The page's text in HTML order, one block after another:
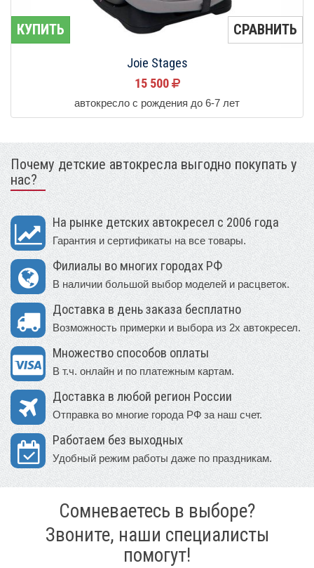
КУПИТЬ СРАВНИТЬ
Joie Stages
15 500
автокресло с рождения до 6-7 лет
Почему детские автокресла выгодно покупать у
нас?
На рынке детских автокресел с 2006 года
Гарантия и сертификаты на все товары.
Филиалы во многих городах РФ
В наличии большой выбор моделей и расцветок.
Доставка в день заказа бесплатно
Возможность примерки и выбора из 2х автокресел.
Множество способов оплаты
В т.ч. онлайн и по платежным картам.
Доставка в любой регион России
Отправка во многие города РФ за наш счет.
Работаем без выходных
Удобный режим работы даже по праздникам.
Сомневаетесь в выборе?
Звоните, наши специалисты
помогут!